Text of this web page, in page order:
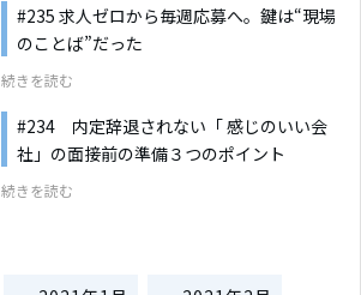
#235 求人ゼロから毎週応募へ。鍵は“現場
のことば”だった
続きを読む
#234 内定辞退されない「 感じのいい会
社」の面接前の準備３つのポイント
続きを読む